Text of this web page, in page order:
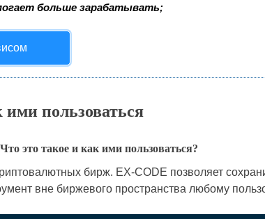
больше зарабатывать;
пользоваться
это такое и как ими пользоваться?
бирж. EX-CODE позволяет
вне биржевого пространства любому